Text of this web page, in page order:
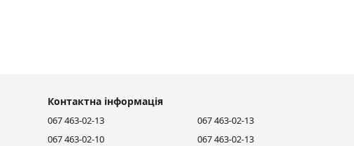
Контактна інформація
067 463-02-13
067 463-02-10
067 463-02-13
067 463-02-13